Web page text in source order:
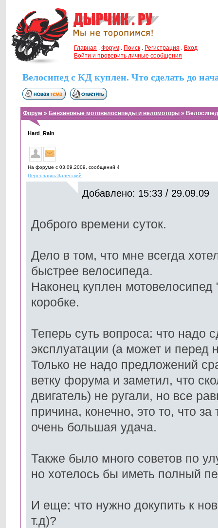
Главная . Форум . Поиск . Регистрация . Вход
Войти и проверить личные сообщения
Велосипед с КД куплен. Что сделать до
Форум » Бензиновые мотовелосипеды и веломоторы »
Hard_Rain
На форуме с 03.09.2009, cообщений 4
Переславль-Залесский
Добавлено: 15:33 / 29.09.09
Доброго времени суток.
Дело в том, что мне всегда
быстрее велосипеда.
Наконец куплен
коробке.
Теперь суть вопроса: что надо
эксплуатации (а может и перед
Только не надо предложений
ветку форума и заметил, что
двигатель) не ругали, но все
причина, конечно, это то, что за
очень большая удача.
Также было много советов по
но хотелось бы иметь полный
И еще: что нужно докупить к
т.д)?